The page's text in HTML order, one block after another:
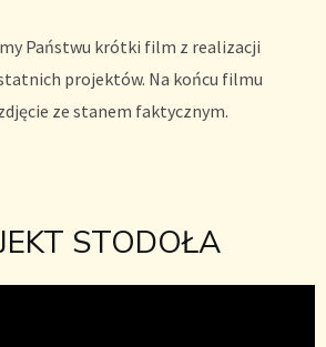
Państwu krótki film z realizacji
projektów. Na końcu filmu
ze stanem faktycznym.
STODOŁA